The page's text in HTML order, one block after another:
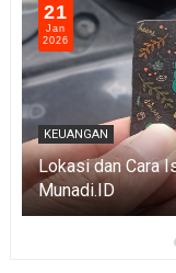
21
Jan
2026
KEUANGAN
Lokasi dan Cara
Munadi.ID